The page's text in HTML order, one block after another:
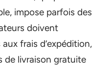
impose parfois des
doivent
frais d’expédition,
de livraison gratuite